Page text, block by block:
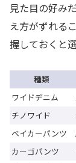
見た目の好み
え方がずれる
握しておくと
種類
ワイドデニム
チノワイド
ベイカーパンツ
カーゴパンツ